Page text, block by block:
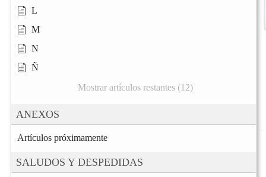
L
M
N
Ñ
Mostrar artículos restantes (12)
ANEXOS
Artículos próximamente
SALUDOS Y DESPEDIDAS